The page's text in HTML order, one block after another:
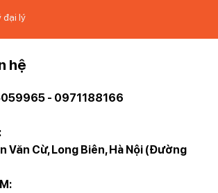
DWBM98G50B
thông qua ống thoát khí có đường kính
hút thải tuần hoàn bằng than hoạt tính (đi
thiết kế căn bếp, nhu cầu của bạn mà
đặt theo chế độ hút thích hợp nhất.
đại lý
hệ
- 0971188166
Văn Cừ, Long Biên, Hà Nội (Đường